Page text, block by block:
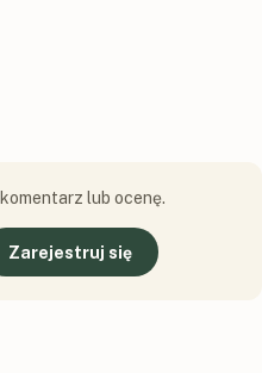
lub ocenę.
Zarejestruj się